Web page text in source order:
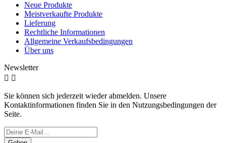
Neue Produkte
Meistverkaufte Produkte
Lieferung
Rechtliche Informationen
Allgemeine Verkaufsbedingungen
Über uns
Newsletter
 
Sie können sich jederzeit wieder abmelden. Unsere
Kontaktinformationen finden Sie in den Nutzungsbedingungen der
Seite.